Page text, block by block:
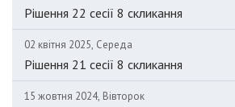
Рішення 22 сесії 8 скликання
02 квітня 2025, Середа
Рішення 21 сесії 8 скликання
15 жовтня 2024, Вівторок